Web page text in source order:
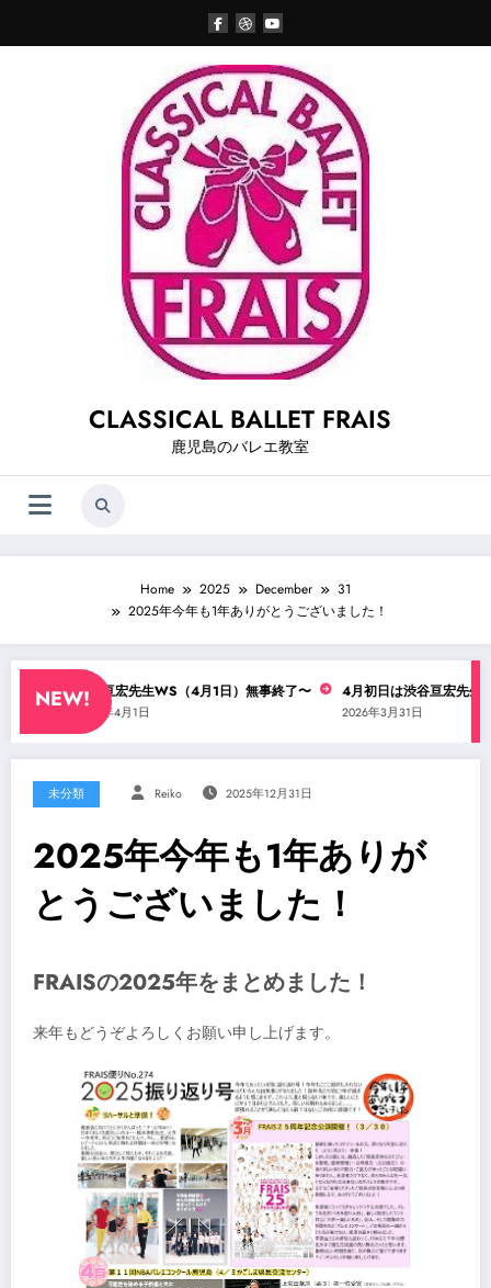
content
CLASSICAL BALLET FRAIS
鹿児島のバレエ教室
Home 2025 December
31
2025年今年も1年ありがとうございました！
NEW!渋谷亘宏先生WS（4月1日）無事終了〜
2026年4月1日
4月初日は渋谷亘宏先生の
2026年3月31日
未分類 Reiko 2025年12月31日
2025年今年も1年ありが
とうございました！
FRAISの2025年をまとめました！
来年もどうぞよろしくお願い申し上げます。